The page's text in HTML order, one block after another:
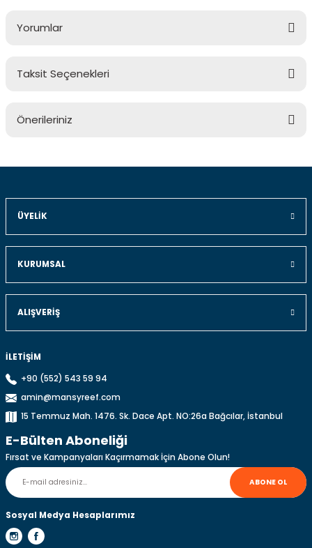
Yorumlar
Taksit Seçenekleri
Önerileriniz
Bu ürünün fiyat bilgisi, resim, ürün açıklamalarında ve diğer
kullanarak tarafımıza iletebilirsiniz.
Görüş ve önerileriniz için teşekkür ederiz.
Ürün resmi kalitesiz, bozuk veya görüntülenemiyor.
Ürün açıklamasında eksik bilgiler bulunuyor.
Ürün bilgilerinde hatalar bulunuyor.
Bu ürüne benzer farklı alternatifler olmalı.
Gönder
ÜYELIK
KURUMSAL
ALIŞVERIŞ
İLETİŞİM
+90 (552) 543 59 94
amin@mansyreef.com
15 Temmuz Mah. 1476. Sk. Dace Apt. NO:26a Bağcılar, İstanbul
E-Bülten Aboneliği
Fırsat ve Kampanyaları Kaçırmamak İçin Abone Olun!
ABONE OL
Sosyal Medya Hesaplarımız